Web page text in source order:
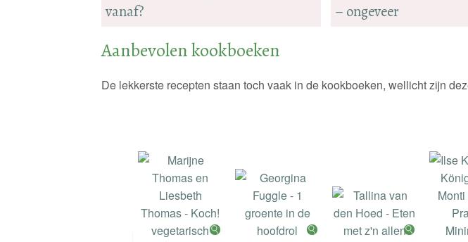
– ongeveer
vanaf?
Aanbevolen kookboeken
De lekkerste recepten staan toch vaak in de kookboeken, wellicht zijn